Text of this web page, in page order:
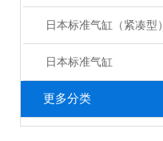
日本标准气缸（紧凑型）
日本标准气缸
更多分类